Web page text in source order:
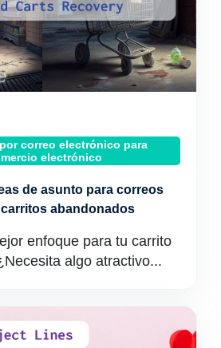
correo electrónico para
electrónico
de asunto para correos
abandonados
enfoque para tu carrito
algo atractivo...